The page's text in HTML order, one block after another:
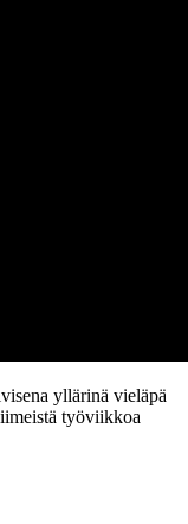
yllärinä vieläpä
työviikkoa